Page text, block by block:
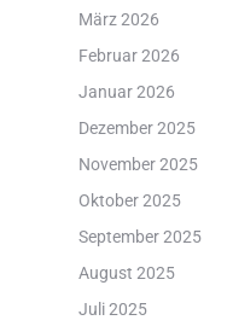
März 2026
Februar 2026
Januar 2026
Dezember 2025
November 2025
Oktober 2025
September 2025
August 2025
Juli 2025